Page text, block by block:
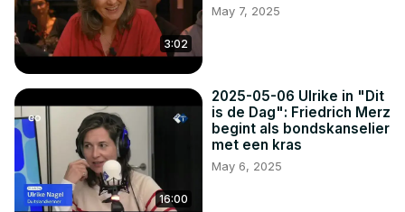
3:02
May 7, 2025
16:00
2025-05-06 Ulrike in "Dit
is de Dag": Friedrich Merz
begint als bondskanselier
met een kras
May 6, 2025